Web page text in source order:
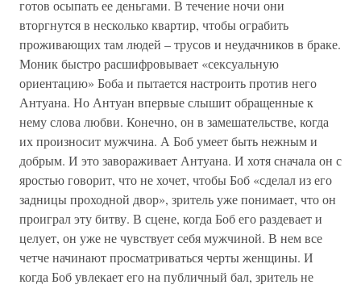
готов осыпать ее деньгами. В течение ночи они
вторгнутся в несколько квартир, чтобы ограбить
проживающих там людей – трусов и неудачников в браке.
Моник быстро расшифровывает «сексуальную
ориентацию» Боба и пытается настроить против него
Антуана. Но Антуан впервые слышит обращенные к
нему слова любви. Конечно, он в замешательстве, когда
их произносит мужчина. А Боб умеет быть нежным и
добрым. И это завораживает Антуана. И хотя сначала он с
яростью говорит, что не хочет, чтобы Боб «сделал из его
задницы проходной двор», зритель уже понимает, что он
проиграл эту битву. В сцене, когда Боб его раздевает и
целует, он уже не чувствует себя мужчиной. В нем все
четче начинают просматриваться черты женщины. И
когда Боб увлекает его на публичный бал, зритель не